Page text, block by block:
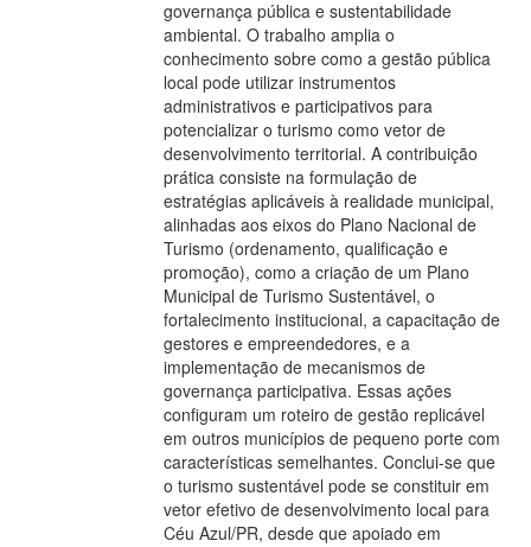
governança pública e sustentabilidade
ambiental. O trabalho amplia o
conhecimento sobre como a gestão pública
local pode utilizar instrumentos
administrativos e participativos para
potencializar o turismo como vetor de
desenvolvimento territorial. A contribuição
prática consiste na formulação de
estratégias aplicáveis à realidade municipal,
alinhadas aos eixos do Plano Nacional de
Turismo (ordenamento, qualificação e
promoção), como a criação de um Plano
Municipal de Turismo Sustentável, o
fortalecimento institucional, a capacitação de
gestores e empreendedores, e a
implementação de mecanismos de
governança participativa. Essas ações
configuram um roteiro de gestão replicável
em outros municípios de pequeno porte com
características semelhantes. Conclui-se que
o turismo sustentável pode se constituir em
vetor efetivo de desenvolvimento local para
Céu Azul/PR, desde que apoiado em